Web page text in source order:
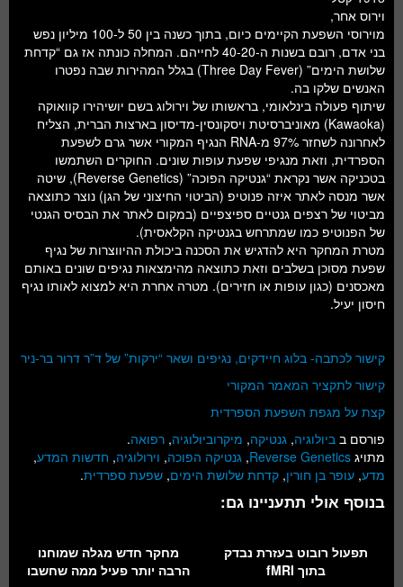
וירוס אחר,
מוירוסי השפעת הקיימים כיום, בתוך כשנה בין 50 ל-100 מיליון נפש
בני אדם, רובם בשנות ה-40-20 לחייהם. המחלה כונתה אז גם “קדחת
שלושת הימים” (Three Day Fever) בגלל המהירות שבה נפטרו
האנשים שלקו בה.
שיתוף פעולה בינלאומי, בראשותו של וירולוג בשם יושיהירו קוואוקה
(Kawaoka) מאוניברסיטת ויסקונסין-מדיסון בארצות הברית, הצליח
לאחרונה לשחזר 97% מ-RNA הנגיף המקורי אשר גרם לשפעת
הספרדית, וזאת מנגיפי שפעת עופות שונים. החוקרים השתמשו
בטכניקה אשר נקראת “גנטיקה הפוכה” (Reverse Genetics), שיטה
אשר מנסה לאתר איזה פנוטיפ (הביטוי החיצוני של הגן) נוצר כתוצאה
מביטוי של רצפים גנטיים ספיצפיים (במקום לאתר את הבסיס הגנטי
של הפנוטיפ כמו שמתרחש בגנטיקה הקלאסית).
מטרת המחקר היא להדגיש את הסכנה ביכולת ההיווצרות של נגיף
שפעת מסוכן בשלבים וזאת כתוצאה מהימצאות נגיפים שונים באותם
מאכסנים (כגון עופות או חזירים). מטרה אחרת היא למצוא לאותו נגיף
חיסון יעיל.
קישור לכתבה- בלוג חיידקים, נגיפים ושאר “ירקות” של ד”ר דרור בר-ניר
קישור לתקציר המאמר המקורי
קצת על מגפת השפעת הספרדית
פורסם ב ביולוגיה, גנטיקה, מיקרוביולוגיה, רפואה.
מתויג Reverse Genetics
, גנטיקה הפוכה, וירולוגיה, חדשות המדע,
מדע, עופר בן חורין, קדחת שלושת הימים, שפעת ספרדית.
בנוסף אולי תתעניינו גם:
תפעול רובוט בעזרת נבדק
בתוך fMRI
מחקר חדש מגלה שמוחנו
הרבה יותר פעיל ממה שחשבו